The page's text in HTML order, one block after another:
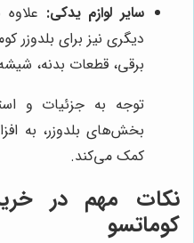
سایر لوازم یدکی:
دیگری نیز برای بلدوزر
برقی، قطعات بدنه،
توجه به جزئیات و
بخش‌های بلدوزر، به
کمک می‌کند.
نکات مهم در
کوماتسو